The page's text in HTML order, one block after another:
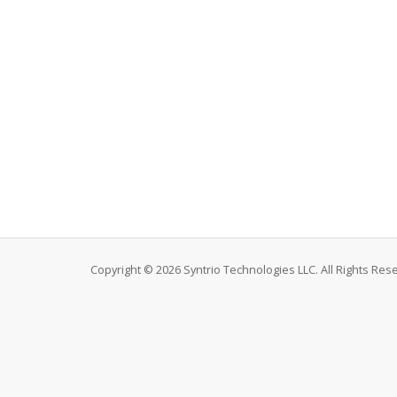
Copyright © 2026 Syntrio Technologies LLC. All Rights